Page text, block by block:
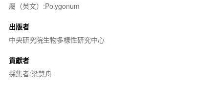
屬（英文）:Polygonum
出版者
中央研究院生物多樣性研究中心
貢獻者
採集者:梁慧舟